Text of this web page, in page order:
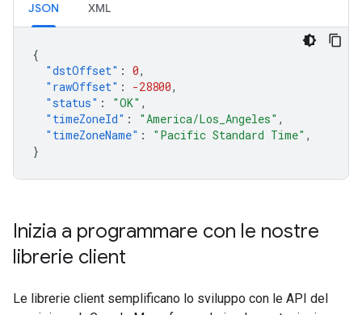
JSON XML
{
"dstOffset" : 0,
"rawOffset" : -28800,
"status" : "OK" ,
"timeZoneId" : "America/Los_Angeles" ,
"timeZoneName" : "Pacific Standard Time" ,
}
Inizia a programmare con le nostre
librerie client
Le librerie client semplificano lo sviluppo con le API del